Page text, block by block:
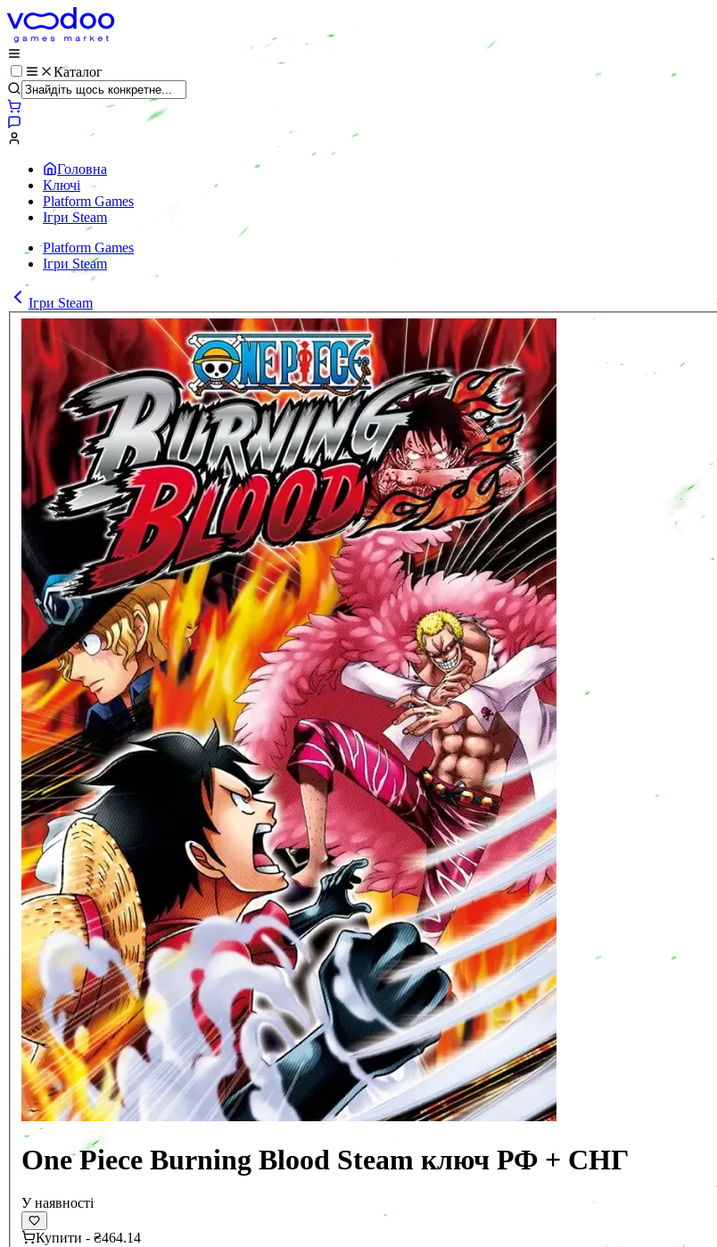
Каталог
Головна
Ключі
Platform Games
Ігри Steam
Platform Games
Ігри Steam
Ігри Steam
One Piece Burning Blood Steam ключ РФ + СНГ
У наявності
Купити - ₴464.14